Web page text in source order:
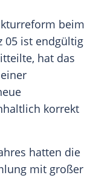
beim
05 ist endgültig
hat das
korrekt
hatten die
mit großer